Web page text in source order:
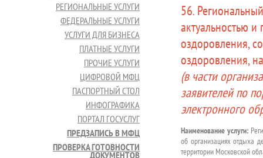
РЕГИОНАЛЬНЫЕ УСЛУГИ
ФЕДЕРАЛЬНЫЕ УСЛУГИ
УСЛУГИ ДЛЯ БИЗНЕСА
ПЛАТНЫЕ УСЛУГИ
ПРОЧИЕ УСЛУГИ
ЦИФРОВОЙ МФЦ
ПАСПОРТНЫЙ СТОЛ
ИНФОГРАФИКА
ПОРТАЛ ГОСУСЛУГ
ПРЕДЗАПИСЬ В МФЦ
ПРОВЕРКА ГОТОВНОСТИ
ДОКУМЕНТОВ
56.
актуальностью
оздоровления,
оздоровления,
(в части
заявителей по
электронного
Наименование услуги:
об организациях отдыха
территории Московской